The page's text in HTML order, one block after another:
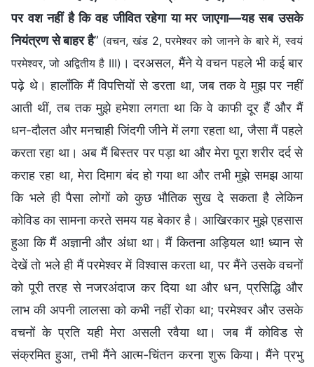
पर वश नहीं है कि वह जीवित रहेगा या मर जाएगा—यह सब उसके
नियंत्रण से बाहर है” (वचन, खंड 2, परमेश्वर को जानने के बारे में, स्वयं
परमेश्वर, जो अद्वितीय है III) । दरअसल, मैंने ये वचन पहले भी कई बार
पढ़े थे। हालाँकि मैं विपत्तियों से डरता था, जब तक वे मुझ पर नहीं
आती थीं, तब तक मुझे हमेशा लगता था कि वे काफी दूर हैं और मैं
धन-दौलत और मनचाही जिंदगी जीने में लगा रहता था, जैसा मैं पहले
करता रहा था। अब मैं बिस्तर पर पड़ा था और मेरा पूरा शरीर दर्द से
कराह रहा था, मेरा दिमाग बंद हो गया था और तभी मुझे समझ आया
कि भले ही पैसा लोगों को कुछ भौतिक सुख दे सकता है लेकिन
कोविड का सामना करते समय यह बेकार है। आखिरकार मुझे एहसास
हुआ कि मैं अज्ञानी और अंधा था। मैं कितना अड़ियल था! ध्यान से
देखें तो भले ही मैं परमेश्वर में विश्वास करता था, पर मैंने उसके वचनों
को पूरी तरह से नजरअंदाज कर दिया था और धन, प्रसिद्धि और
लाभ की अपनी लालसा को कभी नहीं रोका था; परमेश्वर और उसके
वचनों के प्रति यही मेरा असली रवैया था। जब मैं कोविड से
संक्रमित हुआ, तभी मैंने आत्म-चिंतन करना शुरू किया। मैंने प्रभु